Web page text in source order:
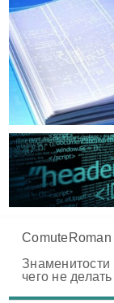
ComuteRoman
Знаменитости
чего не делать